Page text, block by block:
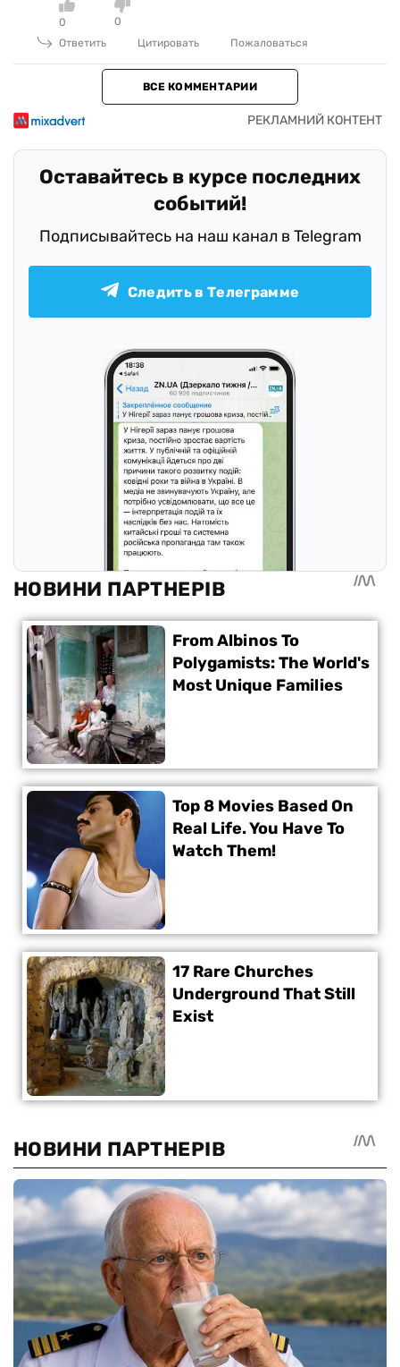
0
0
Ответить
Цитировать Пожаловаться
ВСЕ КОММЕНТАРИИ
Оставайтесь в курсе последних
событий!
Подписывайтесь на наш канал в Telegram
Следить в Телеграмме